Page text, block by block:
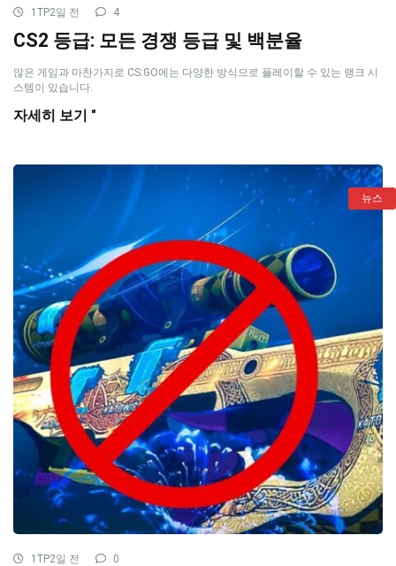
1TP2일 전 4
CS2 등급: 모든 경쟁 등급 및 백분율
많은 게임과 마찬가지로 CS:GO에는 다양한 방식으로 플레이할 수 있는 랭크 시
스템이 있습니다.
자세히 보기 "
뉴스
1TP2일 전 0